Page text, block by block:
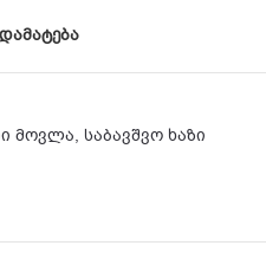
მოვლა, საბავშვო ხაზი